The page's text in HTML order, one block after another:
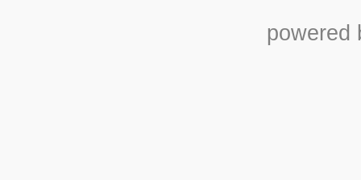
powered